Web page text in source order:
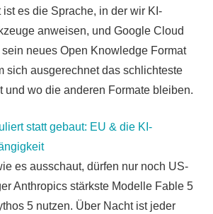
ist es die Sprache, in der wir KI-
anweisen, und Google Cloud
sein neues Open Knowledge Format
sich ausgerechnet das schlichteste
und wo die anderen Formate bleiben.
statt gebaut: EU & die KI-
es ausschaut, dürfen nur noch US-
Anthropics stärkste Modelle Fable 5
5 nutzen. Über Nacht ist jeder